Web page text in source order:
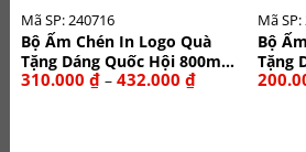
Mã SP: 240716
Bộ Ấm Chén In Logo Quà
Tặng Dáng Quốc Hội 800ml
240716
310.000 ₫ – 432.000 ₫Khoảng
giá:
Mã
Bộ
Tặng